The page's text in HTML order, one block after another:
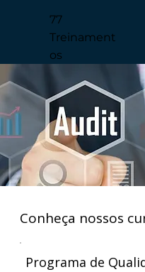
77
Treinament
os
Conheça nossos
Programa de